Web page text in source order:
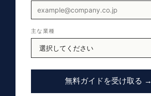
主な業種
無料ガイドを受け取る →